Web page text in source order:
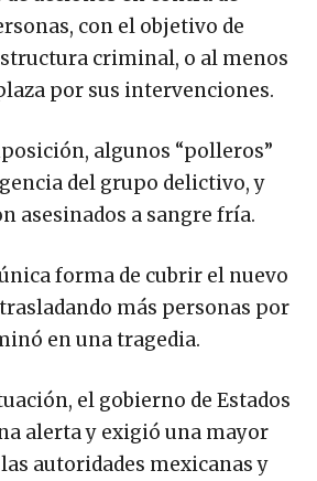
con el objetivo de
criminal, o al menos
por sus intervenciones.
algunos “polleros”
del grupo delictivo, y
asesinados a sangre fría.
forma de cubrir el nuevo
más personas por
en una tragedia.
el gobierno de Estados
alerta y exigió una mayor
autoridades mexicanas y